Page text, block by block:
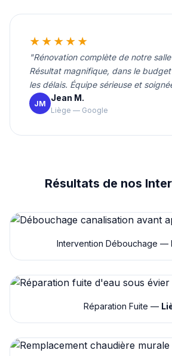
★★★★★
"Rénovation complète de notre
Résultat magnifique, dans le
les délais. Équipe sérieuse et
JM
Jean M.
Liège — Google
Résultats de nos
Intervention Débouchage —
Réparation Fuite —